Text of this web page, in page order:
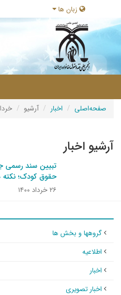
زبان ها
صفحه‌اصلی اخبار آرشیو خرداد
آرشیو اخبار
تبیین سند رسمی
حقوق کودک؛ نکته
۲۶ خرداد ۱۴۰۰
گروهها و بخش ها
اطلاعیه
اخبار
اخبار تصویری